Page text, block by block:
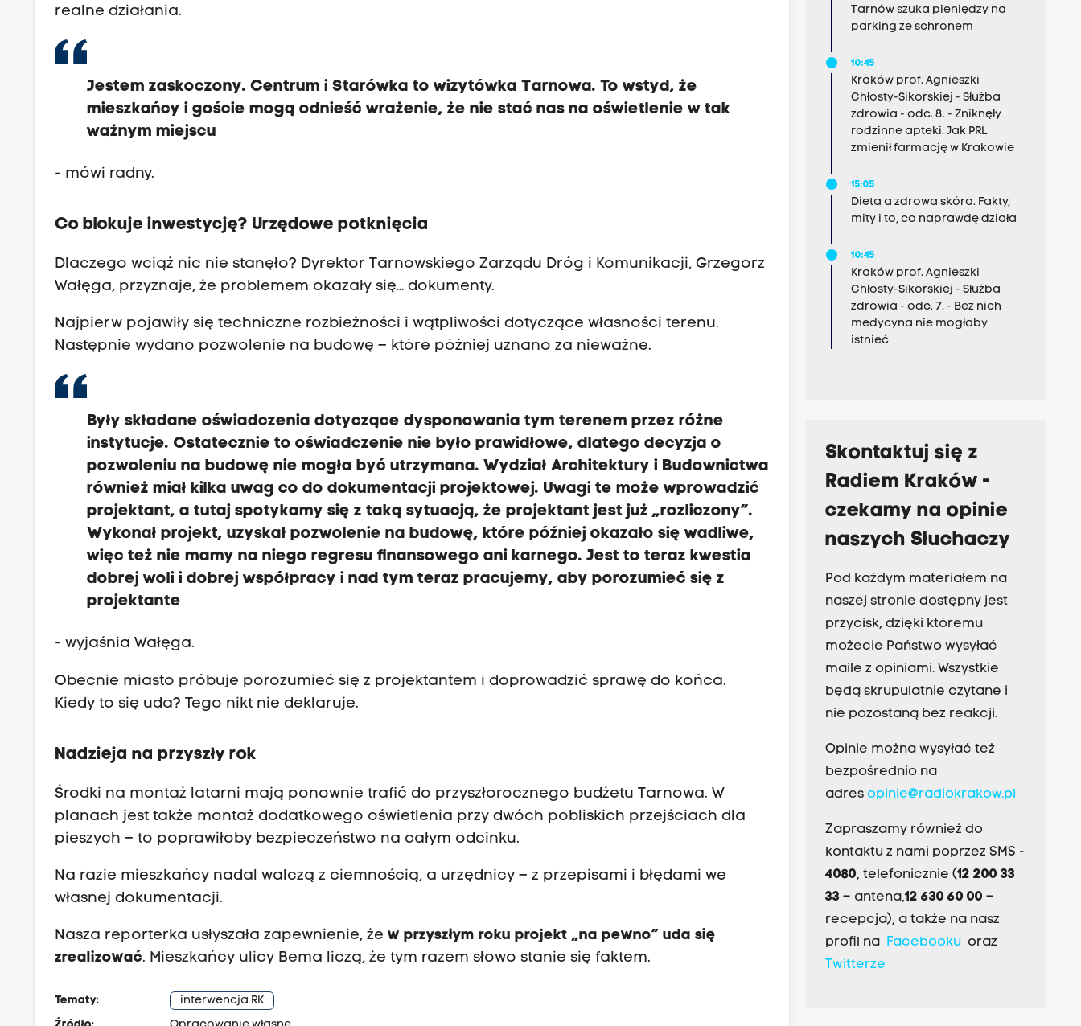
realne działania.
Jestem zaskoczony. Centrum i Starówka to wizytówka Tarnowa. To wstyd, że
mieszkańcy i goście mogą odnieść wrażenie, że nie stać nas na oświetlenie w tak
ważnym miejscu
- mówi radny.
Co blokuje inwestycję? Urzędowe potknięcia
Dlaczego wciąż nic nie stanęło? Dyrektor Tarnowskiego Zarządu Dróg i Komunikacji, Grzegorz
Wałęga, przyznaje, że problemem okazały się… dokumenty.
Najpierw pojawiły się techniczne rozbieżności i wątpliwości dotyczące własności terenu.
Następnie wydano pozwolenie na budowę – które później uznano za nieważne.
Były składane oświadczenia dotyczące dysponowania tym terenem przez różne
instytucje. Ostatecznie to oświadczenie nie było prawidłowe, dlatego decyzja o
pozwoleniu na budowę nie mogła być utrzymana. Wydział Architektury i Budownictwa
również miał kilka uwag co do dokumentacji projektowej. Uwagi te może wprowadzić
projektant, a tutaj spotykamy się z taką sytuacją, że projektant jest już „rozliczony”.
Wykonał projekt, uzyskał pozwolenie na budowę, które później okazało się wadliwe,
więc też nie mamy na niego regresu finansowego ani karnego. Jest to teraz kwestia
dobrej woli i dobrej współpracy i nad tym teraz pracujemy, aby porozumieć się z
projektante
- wyjaśnia Wałęga.
Obecnie miasto próbuje porozumieć się z projektantem i doprowadzić sprawę do końca.
Kiedy to się uda? Tego nikt nie deklaruje.
Nadzieja na przyszły rok
Środki na montaż latarni mają ponownie trafić do przyszłorocznego budżetu Tarnowa. W
planach jest także montaż dodatkowego oświetlenia przy dwóch pobliskich przejściach dla
pieszych – to poprawiłoby bezpieczeństwo na całym odcinku.
Na razie mieszkańcy nadal walczą z ciemnością, a urzędnicy – z przepisami i błędami we
własnej dokumentacji.
Nasza reporterka usłyszała zapewnienie, żew przyszłym roku projekt „na pewno” uda się
zrealizować. Mieszkańcy ulicy Bema liczą, że tym razem słowo stanie się faktem.
Tematy:
interwencja RK
Tarnów szuka pieniędzy na
parking ze schronem
10:45
Kraków prof. Agnieszki
Chłosty-Sikorskiej - Służba
zdrowia - odc. 8. - Zniknęły
rodzinne apteki. Jak PRL
zmienił farmację w Krakowie
15:05
Dieta a zdrowa skóra. Fakty,
mity i to, co naprawdę działa
10:45
Kraków prof. Agnieszki
Chłosty-Sikorskiej - Służba
zdrowia - odc. 7. - Bez nich
medycyna nie mogłaby
istnieć
Skontaktuj się z
Radiem Kraków -
czekamy na opinie
naszych Słuchaczy
Pod każdym materiałem na
naszej stronie dostępny jest
przycisk, dzięki któremu
możecie Państwo wysyłać
maile z opiniami. Wszystkie
będą skrupulatnie czytane i
nie pozostaną bez reakcji.
Opinie można wysyłać też
bezpośrednio na
adres opinie@radiokrakow.pl
Zapraszamy również do
kontaktu z nami poprzez SMS -
4080, telefonicznie (12 200 33
33– antena,12 630 60 00 –
recepcja), a także na nasz
profil na Facebookuoraz
Twitterze